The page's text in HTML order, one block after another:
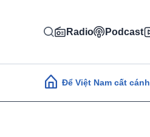
Radio Podcast
Main navigation
Để Việt Nam cất cánh